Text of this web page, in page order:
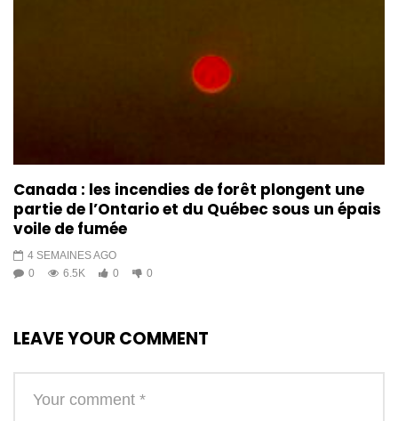
Canada : les incendies de forêt plongent une
partie de l’Ontario et du Québec sous un épais
voile de fumée
4 SEMAINES AGO
0
6.5K 0 0
LEAVE YOUR COMMENT